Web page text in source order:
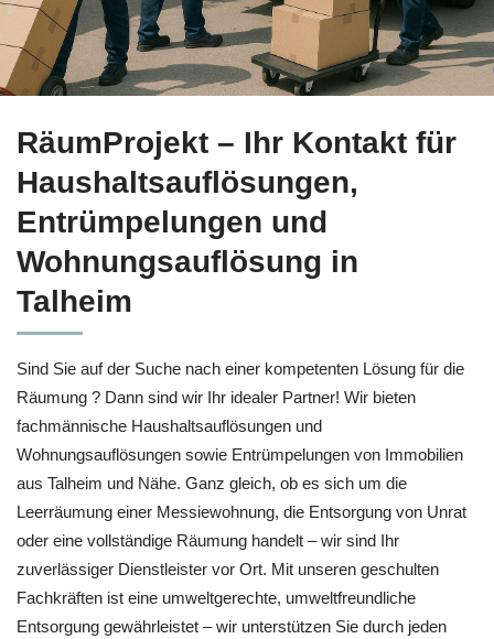
RäumProjekt – Ihr Kontakt für
Haushaltsauflösungen,
Entrümpelungen und
Wohnungsauflösung in
Talheim
Sind Sie auf der Suche nach einer kompetenten Lösung für die
Räumung ? Dann sind wir Ihr idealer Partner! Wir bieten
fachmännische Haushaltsauflösungen und
Wohnungsauflösungen sowie Entrümpelungen von Immobilien
aus Talheim und Nähe. Ganz gleich, ob es sich um die
Leerräumung einer Messiewohnung, die Entsorgung von Unrat
oder eine vollständige Räumung handelt – wir sind Ihr
zuverlässiger Dienstleister vor Ort. Mit unseren geschulten
Fachkräften ist eine umweltgerechte, umweltfreundliche
Entsorgung gewährleistet – wir unterstützen Sie durch jeden